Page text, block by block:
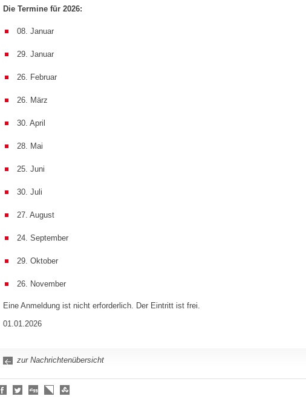
Die Termine für 2026:
08. Januar
29. Januar
26. Februar
26. März
30. April
28. Mai
25. Juni
30. Juli
27. August
24. September
29. Oktober
26. November
Eine Anmeldung ist nicht erforderlich. Der Eintritt ist frei.
01.01.2026
zur Nachrichtenübersicht
Social